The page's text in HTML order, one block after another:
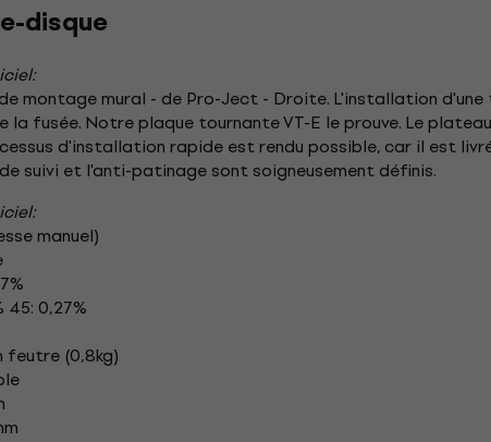
disque
montage mural - de Pro-Ject - Droite. L'installation
la fusée. Notre plaque tournante VT-E le prouve. Le
d'installation rapide est rendu possible, car il est
suivi et l'anti-patinage sont soigneusement définis.
manuel)
0,27%
feutre (0,8kg)